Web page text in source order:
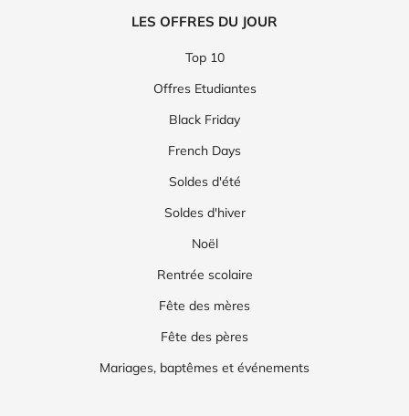
LES OFFRES DU JOUR
Top 10
Offres Etudiantes
Black Friday
French Days
Soldes d'été
Soldes d'hiver
Noël
Rentrée scolaire
Fête des mères
Fête des pères
Mariages, baptêmes et événements